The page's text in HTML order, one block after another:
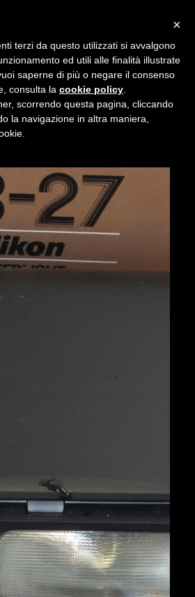
SB-27
NAVIGAZIONE
×
terzi da questo utilizzati si avvalgono
ed utili alle finalità illustrate
saperne di più o negare il consenso
consulta la cookie policy
scorrendo questa pagina, cliccando
la navigazione in altra maniera,